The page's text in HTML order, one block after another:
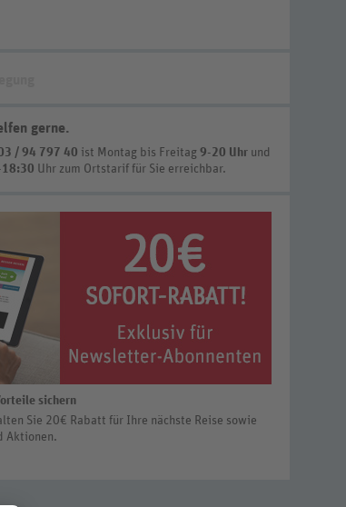
gerne.
/ 94 797 40 ist Montag bis Freitag 9-20 Uhr und
Uhr zum Ortstarif für Sie erreichbar.
sichern
Sie 20€ Rabatt für Ihre nächste Reise sowie
Aktionen.